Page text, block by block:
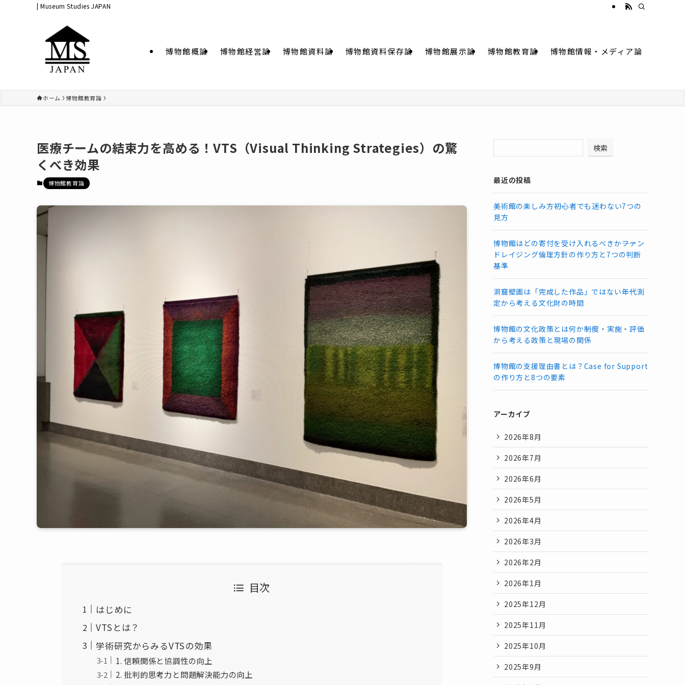
| Museum Studies JAPAN
博物館概論 博物館経営論 博物館資料論 博物館資料保存論 博物館展示論 博物館教育論 博物館情報・メディア論
ホーム 博物館教育論
医療チームの結束力を高める！VTS（Visual Thinking Strategies）の驚
くべき効果
博物館教育論
目次
はじめに
VTSとは？
学術研究からみるVTSの効果
1. 信頼関係と協調性の向上
2. 批判的思考力と問題解決能力の向上
検索
最近の投稿
美術館の楽しみ方――初心者でも迷わない7つの
見方
博物館はどの寄付を受け入れるべきか――ファン
ドレイジング倫理方針の作り方と7つの判断
基準
洞窟壁画は「完成した作品」ではない――年代測
定から考える文化財の時間
博物館の文化政策とは何か――制度・実施・評価
から考える政策と現場の関係
博物館の支援理由書とは？Case for Support
の作り方と8つの要素
アーカイブ
2026年8月
2026年7月
2026年6月
2026年5月
2026年4月
2026年3月
2026年2月
2026年1月
2025年12月
2025年11月
2025年10月
2025年9月